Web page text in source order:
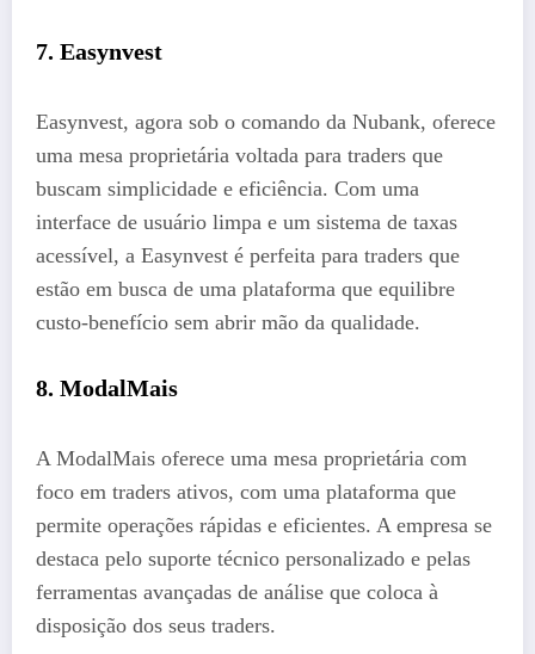
7. Easynvest
Easynvest, agora sob o comando da Nubank, oferece
uma mesa proprietária voltada para traders que
buscam simplicidade e eficiência. Com uma
interface de usuário limpa e um sistema de taxas
acessível, a Easynvest é perfeita para traders que
estão em busca de uma plataforma que equilibre
custo-benefício sem abrir mão da qualidade.
8. ModalMais
A ModalMais oferece uma mesa proprietária com
foco em traders ativos, com uma plataforma que
permite operações rápidas e eficientes. A empresa se
destaca pelo suporte técnico personalizado e pelas
ferramentas avançadas de análise que coloca à
disposição dos seus traders.